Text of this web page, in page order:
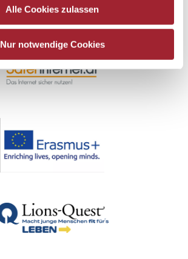
Alle Cookies zulassen
Nur notwendige Cookies